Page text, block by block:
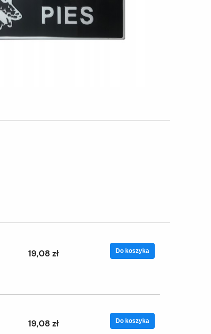
19,08 zł Do koszyka
19,08 zł Do koszyka